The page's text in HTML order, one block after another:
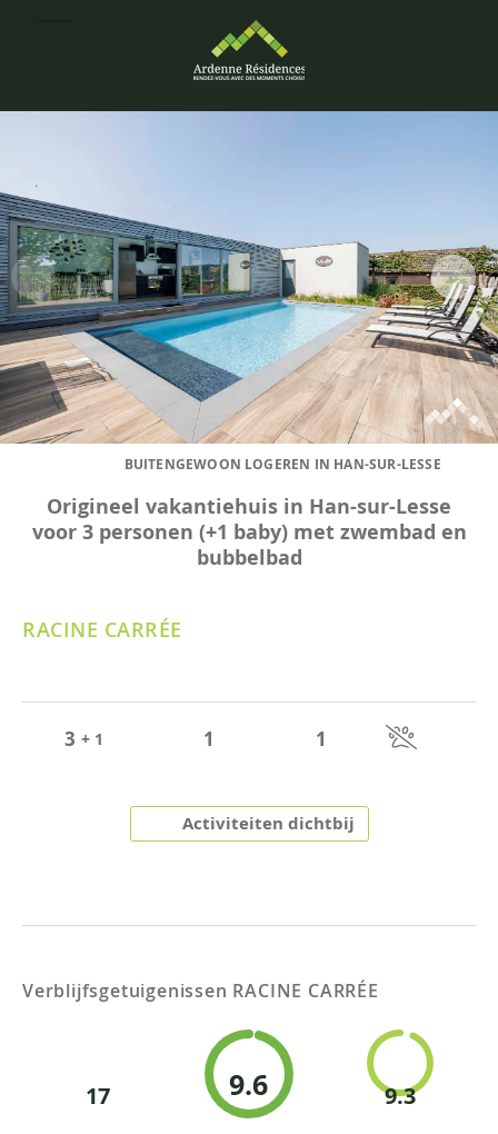
BUITENGEWOON LOGEREN IN HAN-SUR-LESSE
Origineel vakantiehuis in Han-sur-Lesse
voor 3 personen (+1 baby) met zwembad en
bubbelbad
RACINE CARRÉE
3 + 1 1 1
Activiteiten dichtbij
Verblijfsgetuigenissen RACINE CARRÉE
17 9.6 9.3